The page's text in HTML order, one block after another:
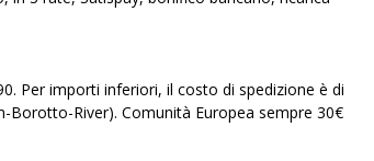
Per importi inferiori, il costo di spedizione è di
River). Comunità Europea sempre 30€